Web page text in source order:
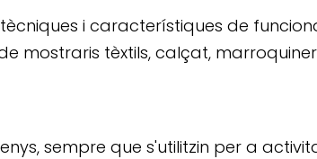
i característiques de
mostraris tèxtils, calçat,
sempre que s'utilitzin per a